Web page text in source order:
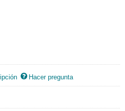
Hacer pregunta